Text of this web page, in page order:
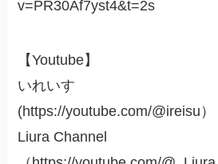
v=PR30Af7yst4&t=2s
【Youtube】
いれいす
(https://youtube.com/@ireisu）
Liura Channel